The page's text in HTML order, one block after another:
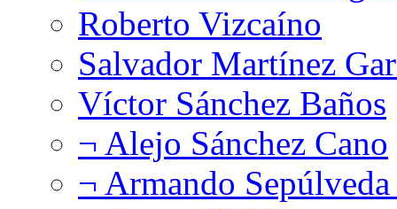
Roberto Vizcaíno
Salvador Martínez
Víctor Sánchez Baños
¬ Alejo Sánchez Cano
¬ Armando